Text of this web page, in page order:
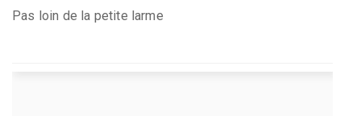
Pas loin de la petite larme